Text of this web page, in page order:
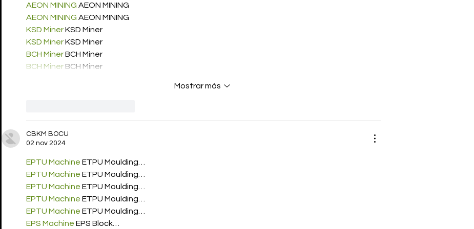
AEON MINING AEON MINING
AEON MINING AEON MINING
KSD Miner KSD Miner
KSD Miner KSD Miner
BCH Miner BCH Miner
BCH Miner BCH Miner
Mostrar más
CBKM BOCU
02 nov 2024
EPTU Machine ETPU Moulding…
EPTU Machine ETPU Moulding…
EPTU Machine ETPU Moulding…
EPTU Machine ETPU Moulding…
EPTU Machine ETPU Moulding…
EPS Machine EPS Block…